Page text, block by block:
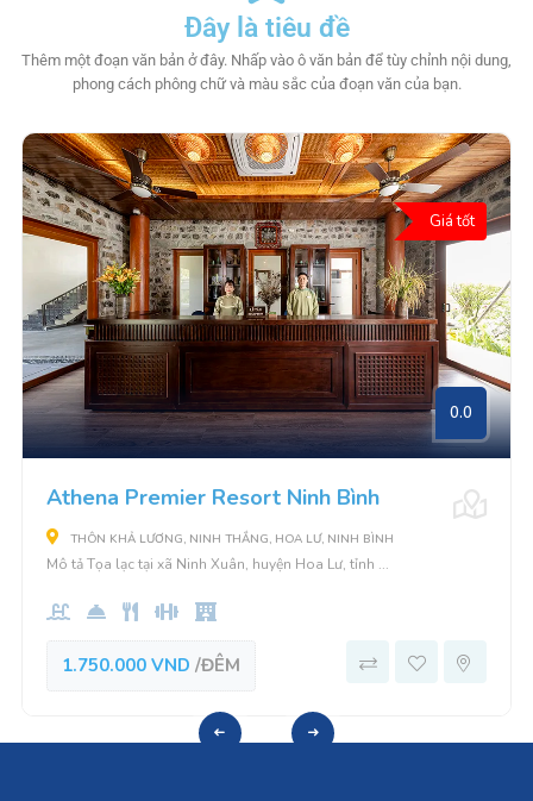
Đây là tiêu đề
Thêm một đoạn văn bản ở đây. Nhấp vào ô văn bản để tùy chỉnh nội dung,
phong cách phông chữ và màu sắc của đoạn văn của bạn.
Giá tốt
0.0
Athena Premier Resort Ninh Bình
THÔN KHẢ LƯƠNG, NINH THẮNG, HOA LƯ, NINH BÌNH
Mô tả Tọa lạc tại xã Ninh Xuân, huyện Hoa Lư, tỉnh ...
1.750.000 VND /ĐÊM